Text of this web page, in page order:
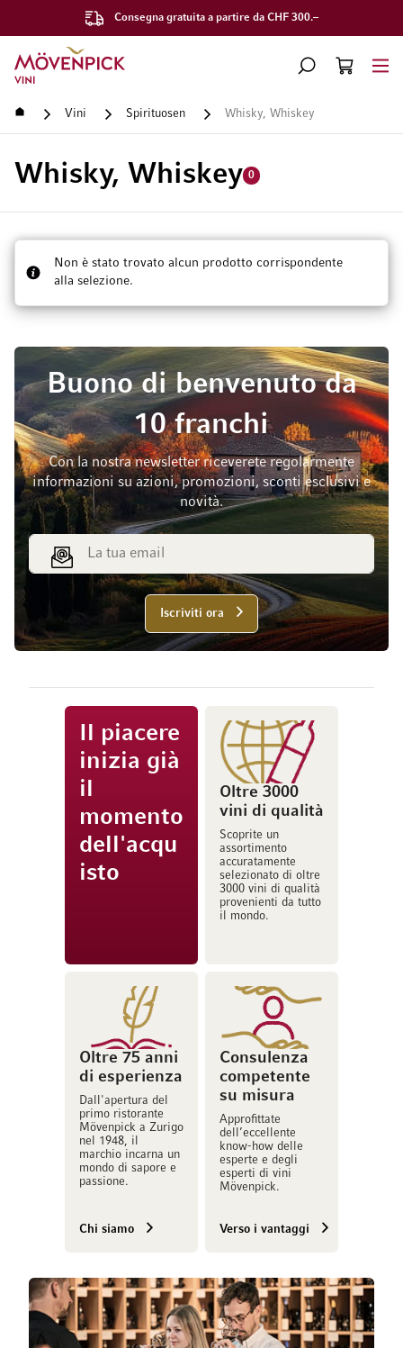
Consegna gratuita a partire da CHF 300.–
Vai alla Home Page
CERCA
CART
Home Vini Spirituosen Whisky, Whiskey
Whisky, Whiskey 0
Non è stato trovato alcun prodotto corrispondente
alla selezione.
Buono di benvenuto da
10 franchi
Con la nostra newsletter riceverete regolarmente
informazioni su azioni, promozioni, sconti esclusivi e
novità.
Indirizzo email
Iscriviti ora
Il piacere
inizia già
il
momento
dell'acqu
isto
Oltre 3000
vini di qualità
Scoprite un
assortimento
accuratamente
selezionato di oltre
3000 vini di qualità
provenienti da tutto
il mondo.
Oltre 75 anni
di esperienza
Dall'apertura del
primo ristorante
Mövenpick a Zurigo
nel 1948, il
marchio incarna un
mondo di sapore e
passione.
Chi siamo
Consulenza
competente
su misura
Approfittate
dell’eccellente
know-how delle
esperte e degli
esperti di vini
Mövenpick.
Verso i vantaggi